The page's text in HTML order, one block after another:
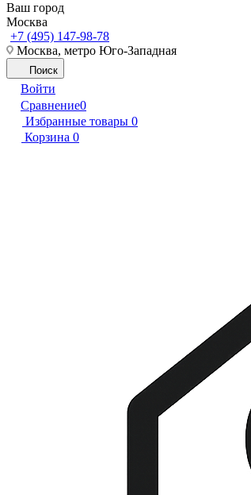
Ваш город
Москва
+7 (495) 147-98-78
Москва, метро Юго-Западная
Поиск
Войти
Сравнение0
Избранные товары 0
Корзина 0